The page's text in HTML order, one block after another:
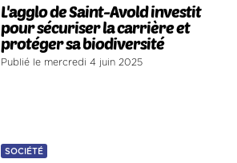
L'agglo de Saint-Avold investit
pour sécuriser la carrière et
protéger sa biodiversité
Publié le mercredi 4 juin 2025
SOCIÉTÉ